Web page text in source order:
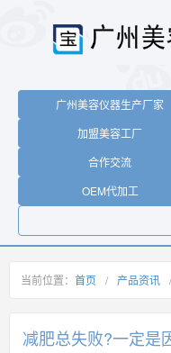
广州美容仪器生产厂家
加盟美容工厂
合作交流
OEM代加工
当前位置： 首页 / 产品资讯 /
减肥总失败?一定是